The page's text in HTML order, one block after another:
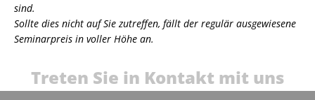
sind.
Sollte dies nicht auf Sie zutreffen, fällt der regulär ausgewiesene
Seminarpreis in voller Höhe an.
Treten Sie in Kontakt mit uns